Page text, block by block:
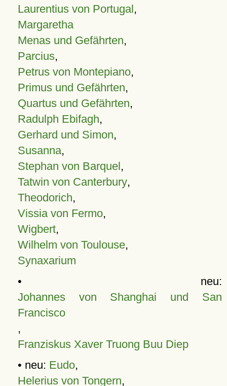
Laurentius von Portugal,
Margaretha
Menas und Gefährten,
Parcius,
Petrus von Montepiano,
Primus und Gefährten,
Quartus und Gefährten,
Radulph Ebifagh,
Gerhard und Simon,
Susanna,
Stephan von Barquel,
Tatwin von Canterbury,
Theodorich,
Vissia von Fermo,
Wigbert,
Wilhelm von Toulouse,
Synaxarium
• neu:
Johannes von Shanghai und San
Francisco
,
Franziskus Xaver Truong Buu Diep
• neu: Eudo,
Helerius von Tongern,